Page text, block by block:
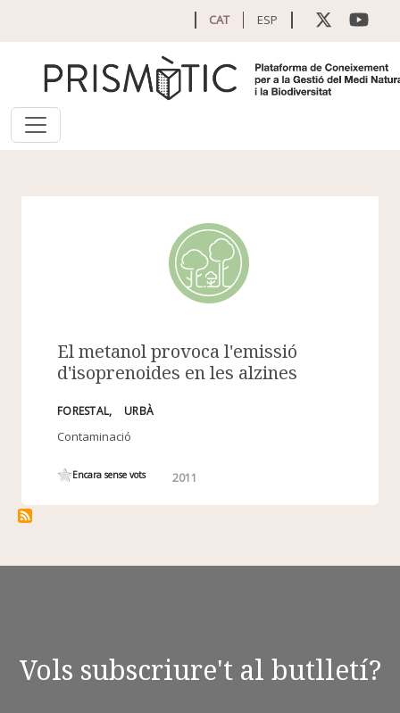
CAT ESP
El metanol provoca l'emissió
d'isoprenoides en les alzines
FORESTAL URBÀ
Contaminació
Encara sense vots 2011
Vols subscriure't al butlletí?